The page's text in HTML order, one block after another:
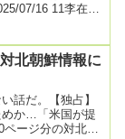
07/16 11​​李在明
北朝鮮情報に
話だ。【独占】
めか…「米国が提
ページ分の対北朝